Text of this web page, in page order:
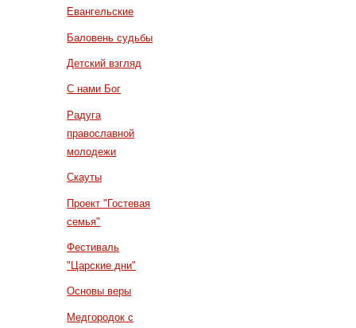
Евангельские
Баловень судьбы
Детский взгляд
С нами Бог
Радуга
православной
молодежи
Скауты
Проект "Гостевая
семья"
Фестиваль
"Царские дни"
Основы веры
Медгородок с